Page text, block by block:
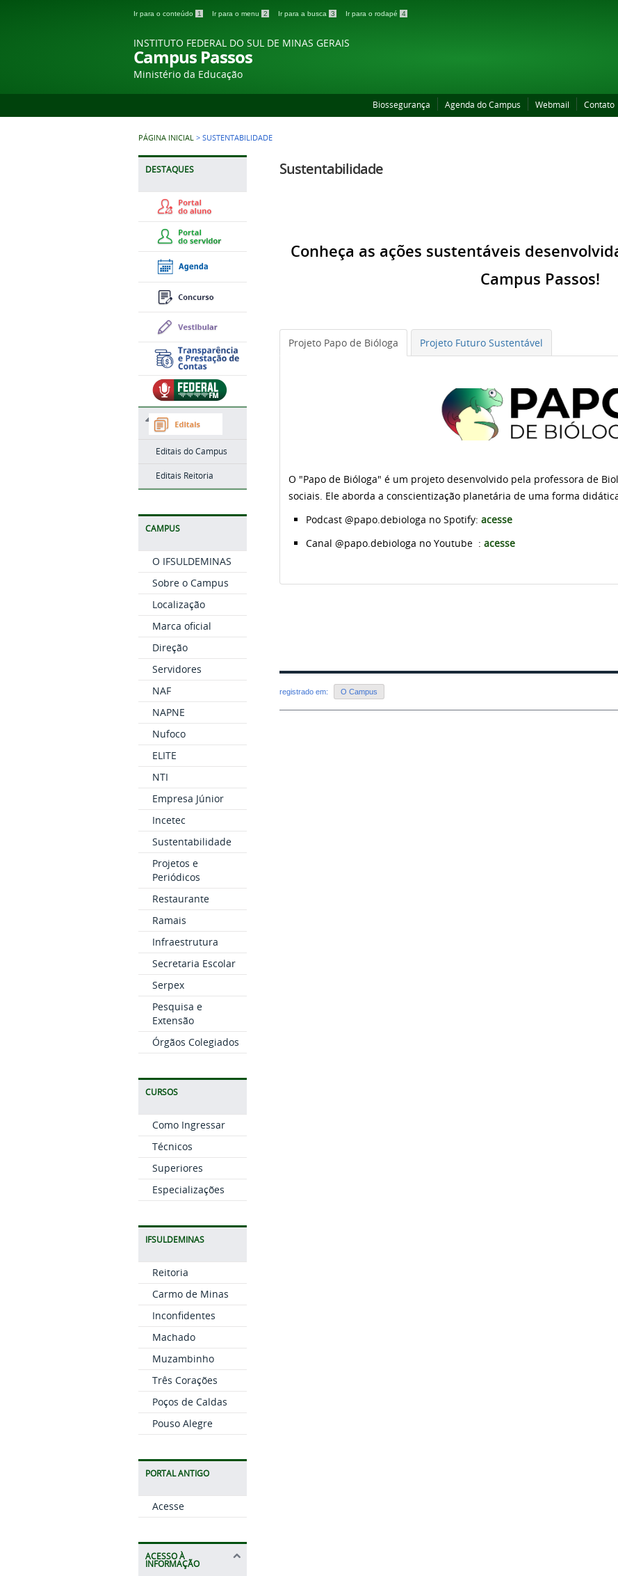
Ir para o conteúdo 1 Ir para o menu 2 Ir para a busca 3 Ir para o rodapé 4
INSTITUTO FEDERAL DO SUL DE MINAS GERAIS
Campus Passos
Ministério da Educação
Biossegurança Agenda do Campus Webmail Contato
PÁGINA INICIAL > SUSTENTABILIDADE
DESTAQUES
Editais do Campus
Editais Reitoria
CAMPUS
O IFSULDEMINAS
Sobre o Campus
Localização
Marca oficial
Direção
Servidores
NAF
NAPNE
Nufoco
ELITE
NTI
Empresa Júnior
Incetec
Sustentabilidade
Projetos e
Periódicos
Restaurante
Ramais
Infraestrutura
Secretaria Escolar
Serpex
Pesquisa e
Extensão
Órgãos Colegiados
CURSOS
Como Ingressar
Técnicos
Superiores
Especializações
IFSULDEMINAS
Reitoria
Carmo de Minas
Inconfidentes
Machado
Muzambinho
Três Corações
Poços de Caldas
Pouso Alegre
PORTAL ANTIGO
Acesse
ACESSO À
INFORMAÇÃO
Sustentabilidade
Conheça as ações sustentáveis
Campus Passos!
Projeto Papo de Bióloga Projeto Futuro Sustentável
O "Papo de Bióloga" é um projeto desenvolvido pela professora de
sociais. Ele aborda a conscientização planetária de uma forma
Podcast @papo.debiologa no Spotify: acesse
Canal @papo.debiologa no Youtube : acesse
registrado em: O Campus